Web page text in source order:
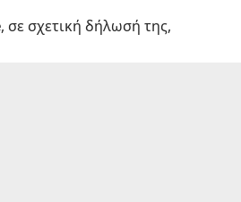
, σε σχετική δήλωσή της,